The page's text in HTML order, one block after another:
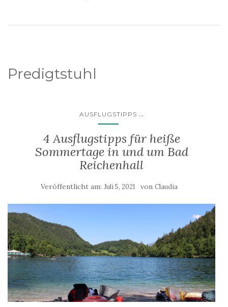
Predigtstuhl
AUSFLUGSTIPPS ...
4 Ausflugstipps für heiße
Sommertage in und um Bad
Reichenhall
Veröffentlicht am: Juli 5, 2021 von Claudia